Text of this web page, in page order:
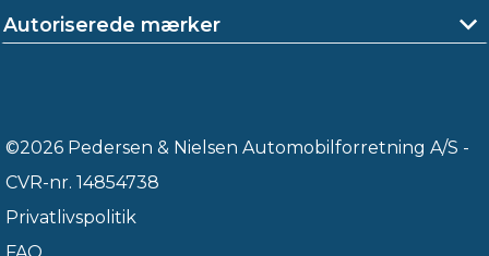
Autoriserede mærker
©2026 Pedersen & Nielsen Automobilforretning A/S -
CVR-nr. 14854738
Privatlivspolitik